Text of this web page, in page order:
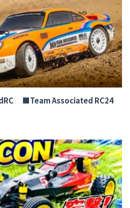
■Team Associated RC24